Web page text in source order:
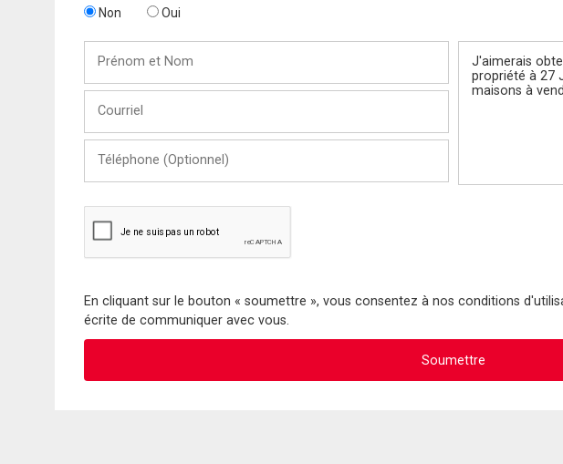
Non Oui
Nom
(Optionnel)
En cliquant sur le bouton « soumettre », vous consentez à nos conditions
écrite de communiquer avec vous.